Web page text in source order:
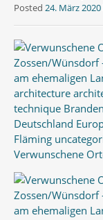
Posted 24. März 2020